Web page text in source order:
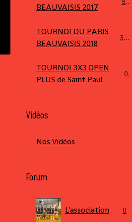
BEAUVAISIS 2017
TOURNOI DU PARIS
BEAUVAISIS 2018
379
TOURNOI 3X3 OPEN
PLUS de Saint Paul
0
Vidéos
Nos Vidéos
Forum
L'association 0